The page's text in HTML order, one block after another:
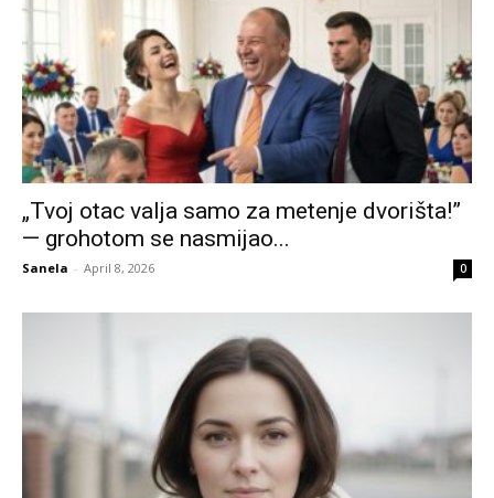
„Tvoj otac valja samo za metenje dvorišta!”
— grohotom se nasmijao...
Sanela - April 8, 2026 0